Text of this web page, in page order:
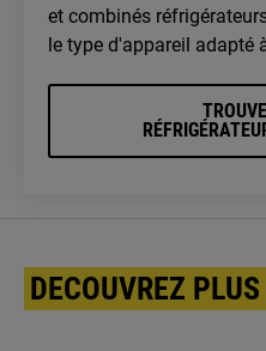
et combinés
le type d'appareil adapté
DECOUVREZ